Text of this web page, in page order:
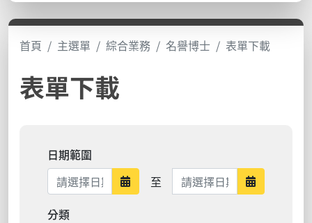
首頁 主選單 綜合業務 名譽博士 表單下載
表單下載
日期範圍
日期範圍開始
至 日期範圍結束 日期範圍
分類